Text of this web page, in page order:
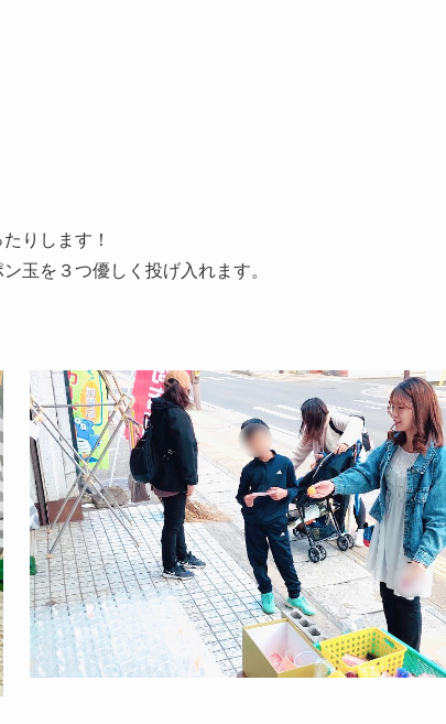
りします！
玉を３つ優しく投げ入れます。